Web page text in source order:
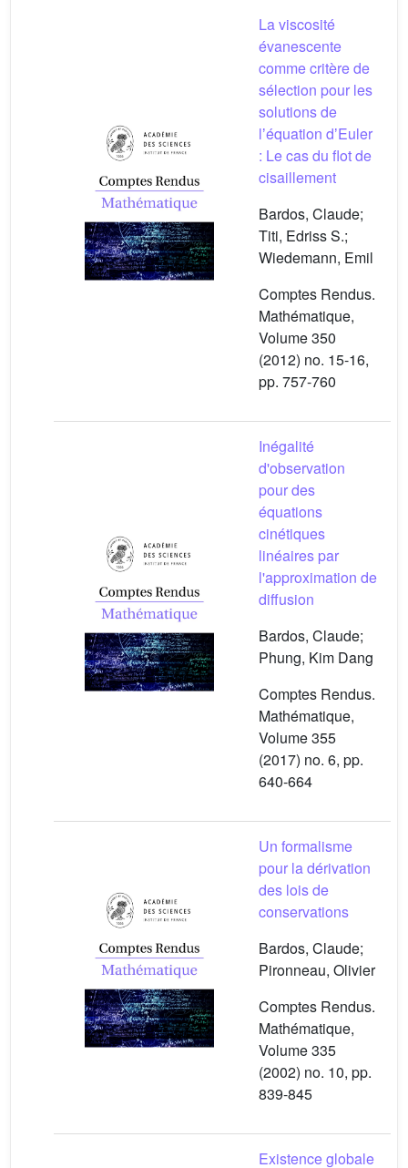
La viscosité
évanescente
comme critère de
sélection pour les
solutions de
lʼéquation dʼEuler
: Le cas du flot de
cisaillement
Bardos, Claude;
Titi, Edriss S.;
Wiedemann, Emil
Comptes Rendus.
Mathématique,
Volume 350
(2012) no. 15-16,
pp. 757-760
Inégalité
d'observation
pour des
équations
cinétiques
linéaires par
l'approximation de
diffusion
Bardos, Claude;
Phung, Kim Dang
Comptes Rendus.
Mathématique,
Volume 355
(2017) no. 6, pp.
640-664
Un formalisme
pour la dérivation
des lois de
conservations
Bardos, Claude;
Pironneau, Olivier
Comptes Rendus.
Mathématique,
Volume 335
(2002) no. 10, pp.
839-845
Existence globale